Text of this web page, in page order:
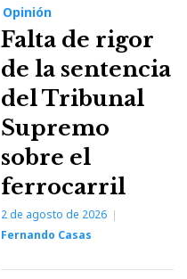
Opinión
Falta de rigor
de la sentencia
del Tribunal
Supremo
sobre el
ferrocarril
2 de agosto de 2026
Fernando Casas